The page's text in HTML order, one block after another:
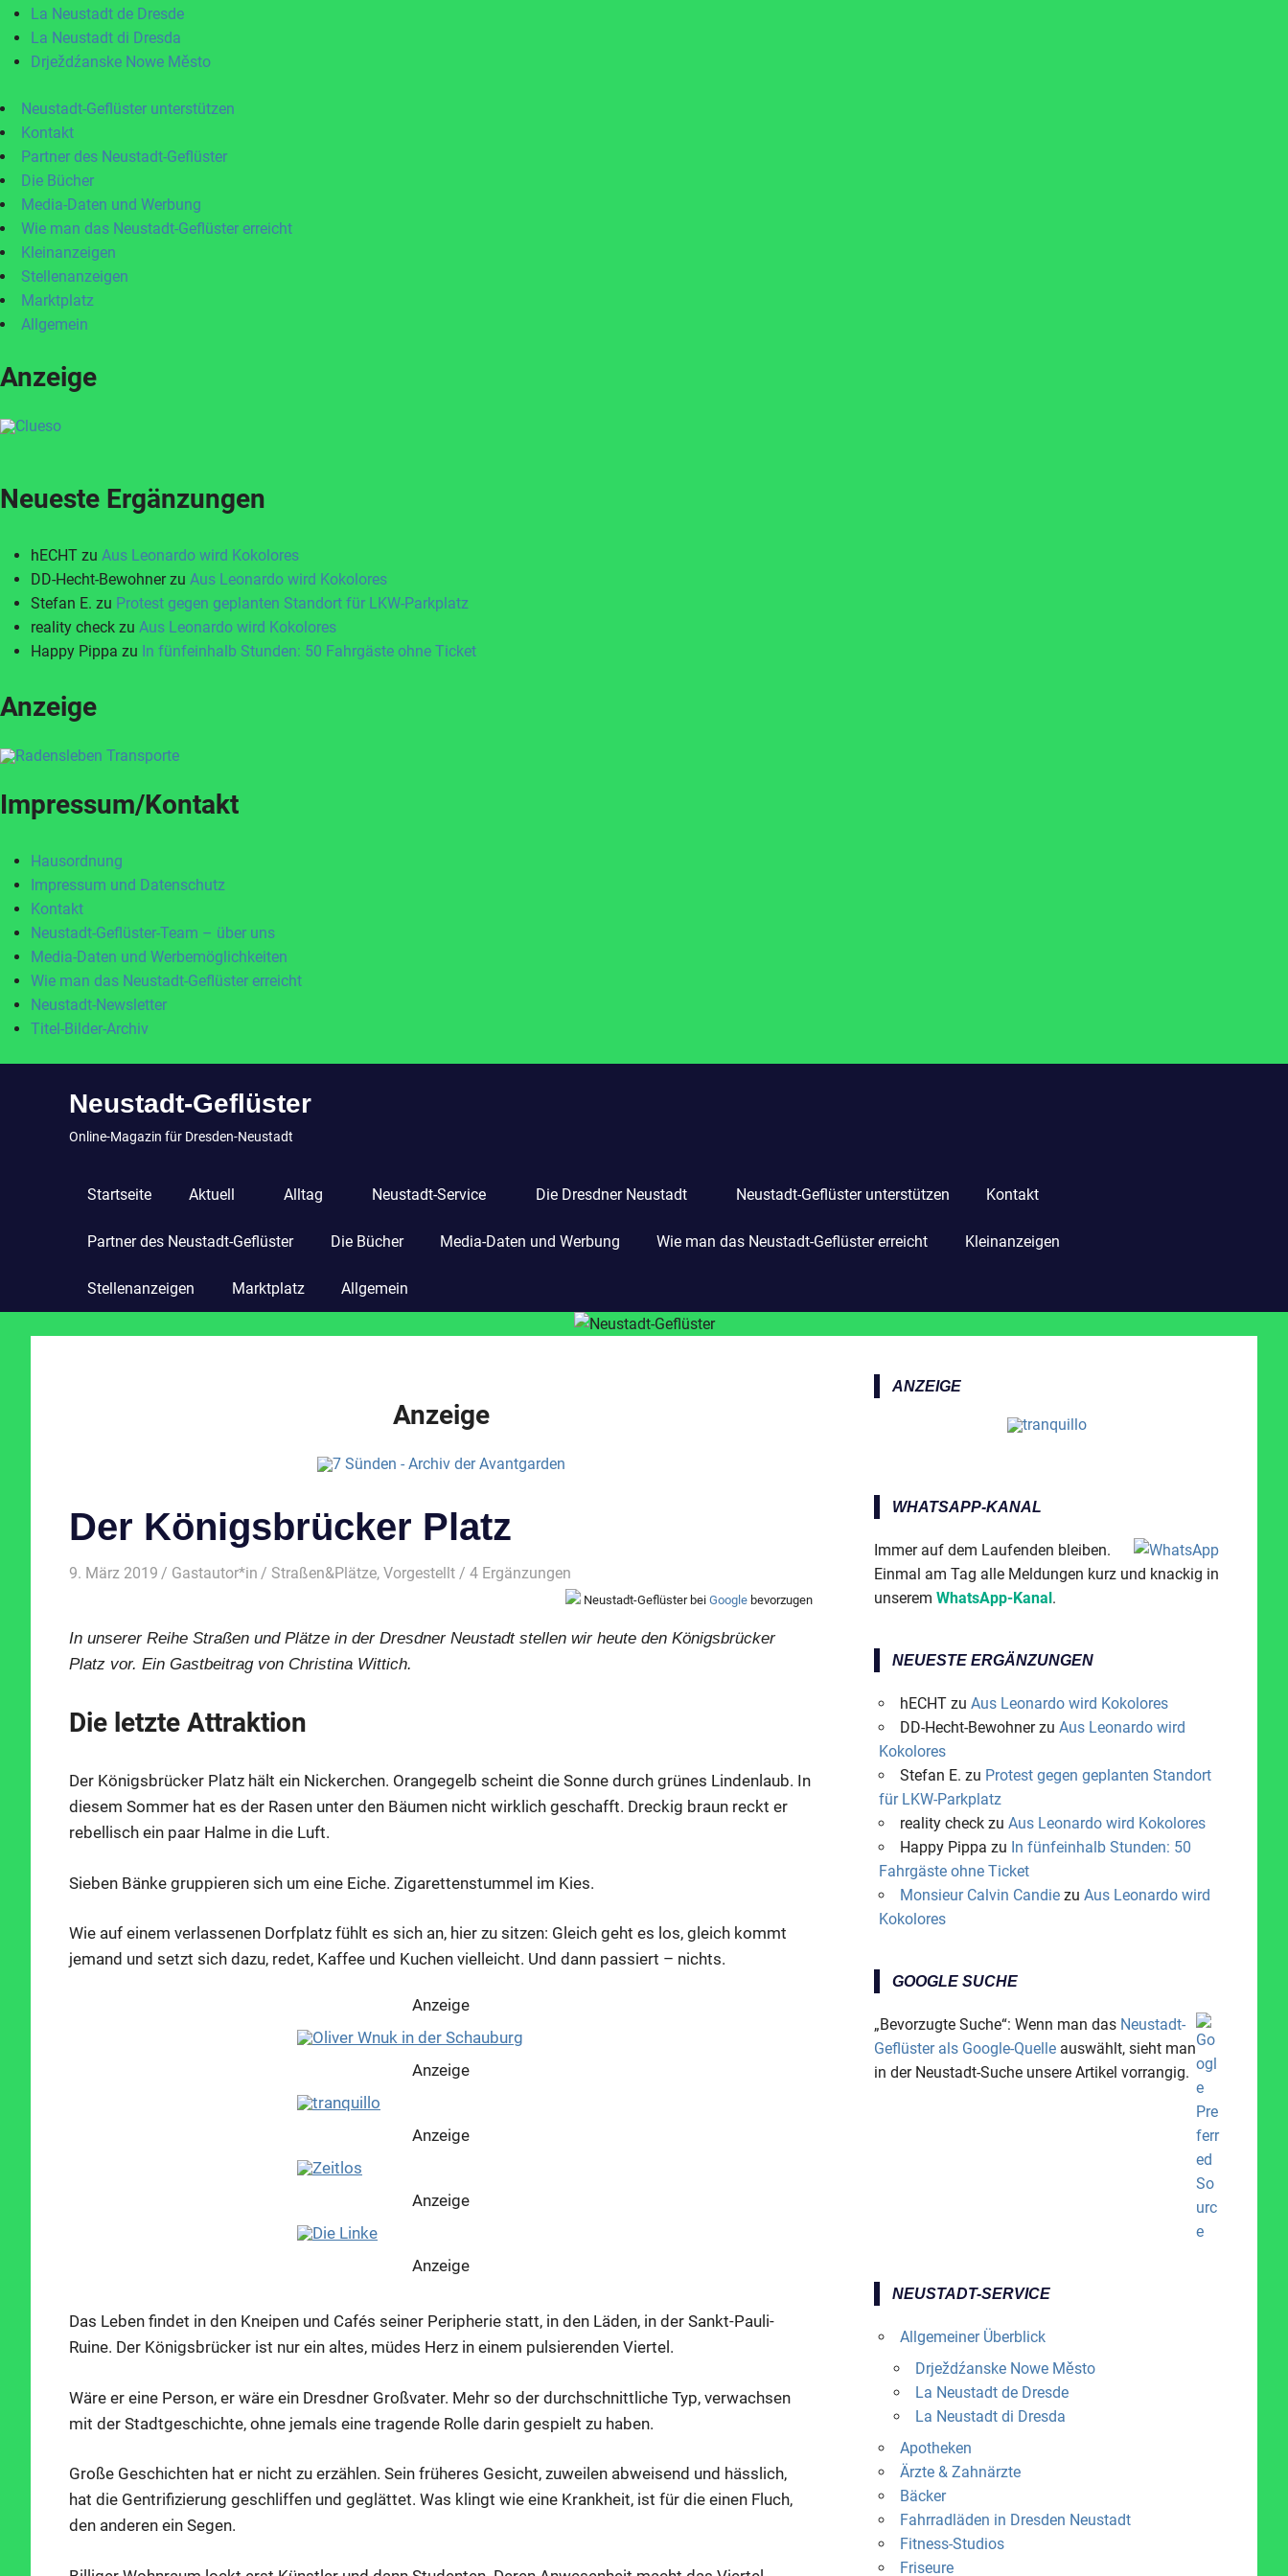
La Neustadt de Dresde
La Neustadt di Dresda
Drježdźanske Nowe Město
Neustadt-Geflüster unterstützen
Kontakt
Partner des Neustadt-Geflüster
Die Bücher
Media-Daten und Werbung
Wie man das Neustadt-Geflüster erreicht
Kleinanzeigen
Stellenanzeigen
Marktplatz
Allgemein
Anzeige
Neueste Ergänzungen
hECHT zu Aus Leonardo wird Kokolores
DD-Hecht-Bewohnerzu Aus Leonardo wird Kokolores
Stefan E. zu Protest gegen geplanten Standort für LKW-Parkplatz
reality check zu Aus Leonardo wird Kokolores
Happy Pippa zu In fünfeinhalb Stunden: 50 Fahrgäste ohne Ticket
Anzeige
Impressum/Kontakt
Hausordnung
Impressum und Datenschutz
Kontakt
Neustadt-Geflüster-Team – über uns
Media-Daten und Werbemöglichkeiten
Wie man das Neustadt-Geflüster erreicht
Neustadt-Newsletter
Titel-Bilder-Archiv
Neustadt-Geflüster
Online-Magazin für Dresden-Neustadt
Startseite Aktuell Alltag Neustadt-Service Die Dresdner Neustadt Neustadt-Geflüster unterstützen Kontakt
Partner des Neustadt-Geflüster Die Bücher Media-Daten und Werbung Wie man das Neustadt-Geflüster erreicht Kleinanzeigen
Stellenanzeigen Marktplatz Allgemein
Anzeige
Der Königsbrücker Platz
9. März 2019 Gastautor*in Straßen&Plätze,Vorgestellt / 4 Ergänzungen
Neustadt-Geflüster bei Google bevorzugen
In unserer Reihe Straßen und Plätze in der Dresdner Neustadt stellen wir heute den Königsbrücker
Platz vor. Ein Gastbeitrag von Christina Wittich.
Die letzte Attraktion
Der Königsbrücker Platz hält ein Nickerchen. Orangegelb scheint die Sonne durch grünes Lindenlaub. In
diesem Sommer hat es der Rasen unter den Bäumen nicht wirklich geschafft. Dreckig braun reckt er
rebellisch ein paar Halme in die Luft.
Sieben Bänke gruppieren sich um eine Eiche. Zigarettenstummel im Kies.
Wie auf einem verlassenen Dorfplatz fühlt es sich an, hier zu sitzen: Gleich geht es los, gleich kommt
jemand und setzt sich dazu, redet, Kaffee und Kuchen vielleicht. Und dann passiert – nichts.
Anzeige
Anzeige
Anzeige
Anzeige
Anzeige
Das Leben findet in den Kneipen und Cafés seiner Peripherie statt, in den Läden, in der Sankt-Pauli-
Ruine. Der Königsbrücker ist nur ein altes, müdes Herz in einem pulsierenden Viertel.
Wäre er eine Person, er wäre ein Dresdner Großvater. Mehr so der durchschnittliche Typ, verwachsen
mit der Stadtgeschichte, ohne jemals eine tragende Rolle darin gespielt zu haben.
Große Geschichten hat er nicht zu erzählen. Sein früheres Gesicht, zuweilen abweisend und hässlich,
hat die Gentrifizierung geschliffen und geglättet. Was klingt wie eine Krankheit, ist für die einen Fluch,
den anderen ein Segen.
ANZEIGE
WHATSAPP-KANAL
Immer auf dem Laufenden bleiben.
Einmal am Tag alle Meldungen kurz und knackig in
unserem WhatsApp-Kanal.
NEUESTE ERGÄNZUNGEN
hECHTzu Aus Leonardo wird Kokolores
DD-Hecht-Bewohnerzu Aus Leonardo wird
Kokolores
Stefan E. zu Protest gegen geplanten Standort
für LKW-Parkplatz
reality checkzu Aus Leonardo wird Kokolores
Happy Pippa zu In fünfeinhalb Stunden: 50
Fahrgäste ohne Ticket
Monsieur Calvin Candiezu Aus Leonardo wird
Kokolores
GOOGLE SUCHE
„Bevorzugte Suche“: Wenn man das Neustadt-
Geflüster als Google-Quelle auswählt, sieht man
in der Neustadt-Suche unsere Artikel vorrangig.
NEUSTADT-SERVICE
Allgemeiner Überblick
Drježdźanske Nowe Město
La Neustadt de Dresde
La Neustadt di Dresda
Apotheken
Ärzte & Zahnärzte
Bäcker
Fahrradläden in Dresden Neustadt
Fitness-Studios
Friseure